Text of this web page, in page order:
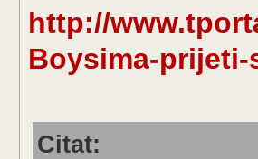
http://
Boysima-
Citat: